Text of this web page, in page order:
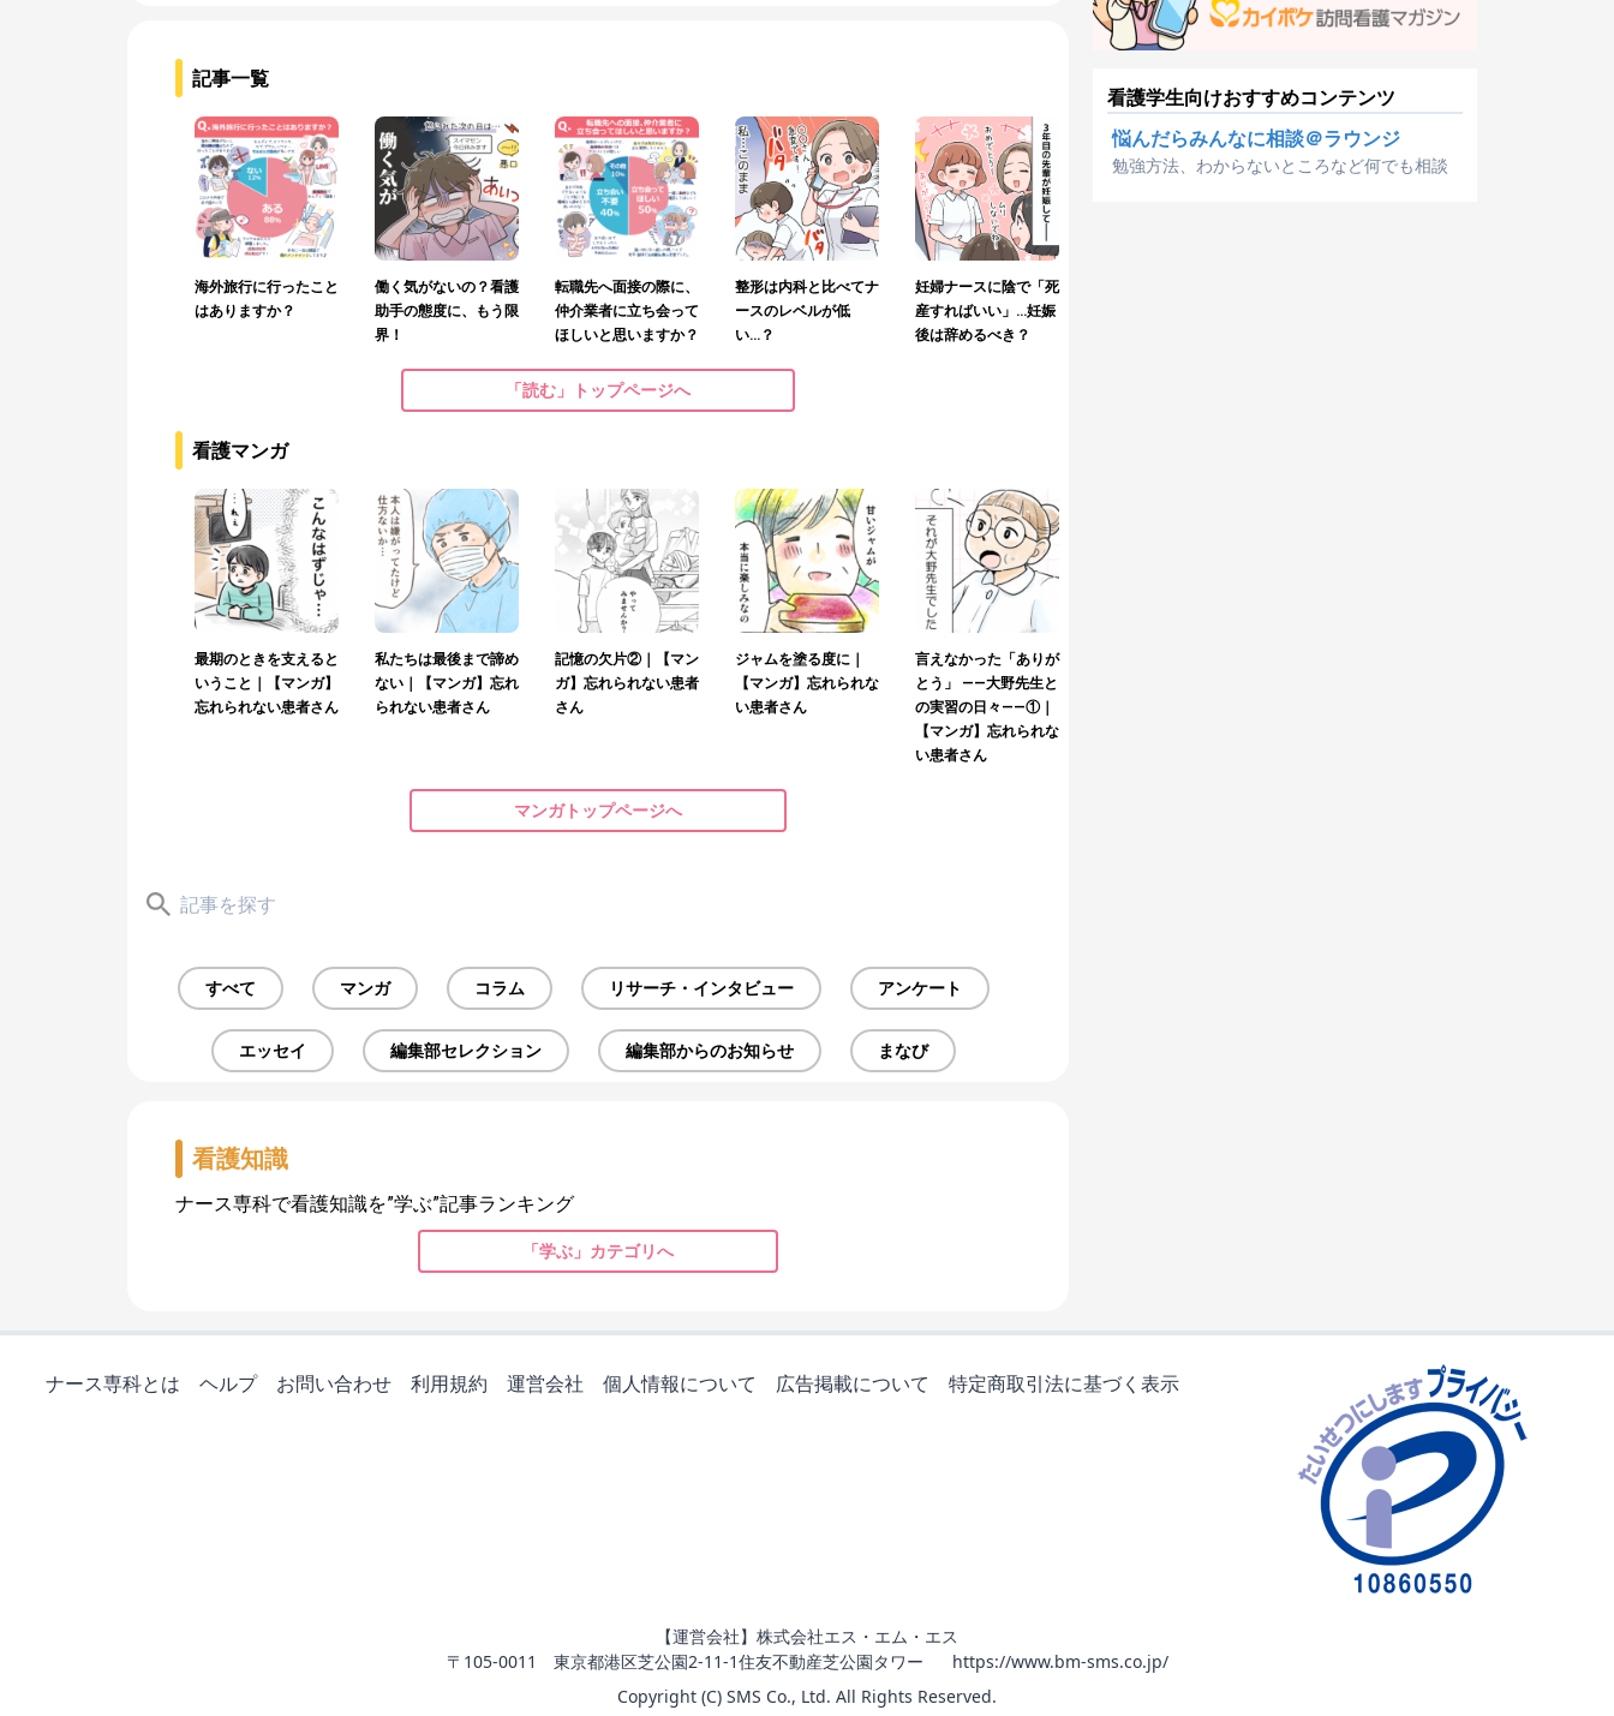
記事一覧
海外旅行に行ったこと
はありますか？
働く気がないの？看護
助手の態度に、もう限
界！
転職先へ面接の際に、
仲介業者に立ち会って
ほしいと思いますか？
整形は内科と比べてナ
ースのレベルが低
い…？
妊婦ナースに陰で「死
産すればいい」…妊娠
後は辞めるべき？
「読む」トップページへ
看護マンガ
最期のときを支えると
いうこと｜【マンガ】
忘れられない患者さん
私たちは最後まで諦め
ない｜【マンガ】忘れ
られない患者さん
記憶の欠片②｜【マン
ガ】忘れられない患者
さん
ジャムを塗る度に｜
【マンガ】忘れられな
い患者さん
言えなかった「ありが
とう」 ——大野先生と
の実習の日々——①｜
【マンガ】忘れられな
い患者さん
マンガトップページへ
すべて マンガ コラム リサーチ・インタビュー アンケート
エッセイ 編集部セレクション 編集部からのお知らせ まなび
看護知識
ナース専科で看護知識を”学ぶ”記事ランキング
「学ぶ」カテゴリへ
看護学生向けおすすめコンテンツ
悩んだらみんなに相談＠ラウンジ
勉強方法、わからないところなど何でも相談
ナース専科とは ヘルプ お問い合わせ 利用規約 運営会社 個人情報について 広告掲載について 特定商取引法に基づく表示
【運営会社】株式会社エス・エム・エス
〒105-0011 東京都港区芝公園2-11-1住友不動産芝公園タワー
https://www.bm-sms.co.jp/
Copyright (C) SMS Co., Ltd. All Rights Reserved.